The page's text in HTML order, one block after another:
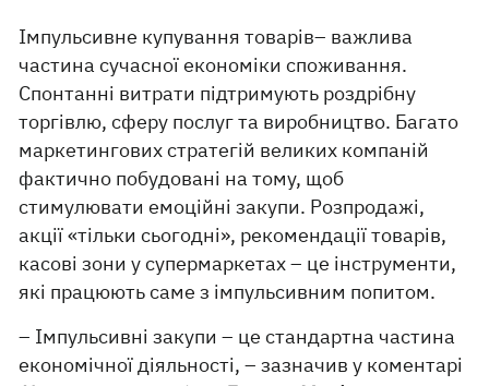
Імпульсивне купування товарів– важлива
частина сучасної економіки споживання.
Спонтанні витрати підтримують роздрібну
торгівлю, сферу послуг та виробництво. Багато
маркетингових стратегій великих компаній
фактично побудовані на тому, щоб
стимулювати емоційні закупи. Розпродажі,
акції «тільки сьогодні», рекомендації товарів,
касові зони у супермаркетах – це інструменти,
які працюють саме з імпульсивним попитом.
– Імпульсивні закупи – це стандартна частина
економічної діяльності, – зазначив у коментарі